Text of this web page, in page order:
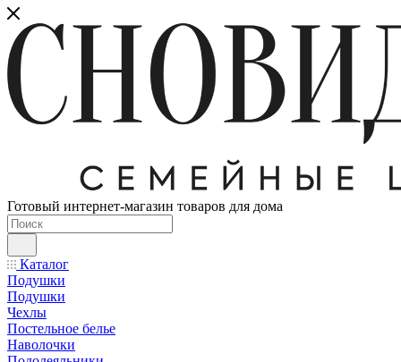
Готовый интернет-магазин товаров для дома
Каталог
Подушки
Подушки
Чехлы
Постельное белье
Наволочки